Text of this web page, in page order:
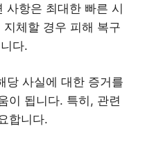
사항은 최대한 빠른 시
체할 경우 피해 복구
다.
당 사실에 대한 증거를
이 됩니다. 특히, 관련
합니다.